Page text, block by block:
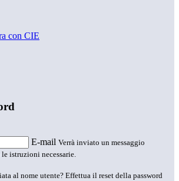
con CIE
E-mail Verrà inviato un messaggio
istruzioni necessarie.
al nome utente? Effettua il reset della password